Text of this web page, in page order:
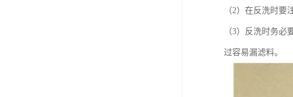
（2）在反洗时要
（3）反洗时务
过容易漏滤料。